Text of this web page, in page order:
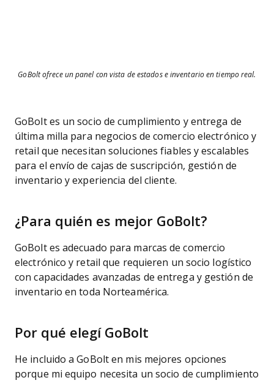
GoBolt ofrece un panel con vista de estados e inventario en tiempo real.
GoBolt es un socio de cumplimiento y entrega de
última milla para negocios de comercio electrónico y
retail que necesitan soluciones fiables y escalables
para el envío de cajas de suscripción, gestión de
inventario y experiencia del cliente.
¿Para quién es mejor GoBolt?
GoBolt es adecuado para marcas de comercio
electrónico y retail que requieren un socio logístico
con capacidades avanzadas de entrega y gestión de
inventario en toda Norteamérica.
Por qué elegí GoBolt
He incluido a GoBolt en mis mejores opciones
porque mi equipo necesita un socio de cumplimiento